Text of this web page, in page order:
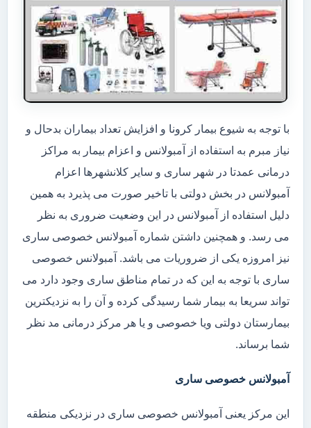
با توجه به شیوع بیمار کرونا و افزایش تعداد بیماران بدحال و
نیاز مبرم به استفاده از آمبولانس و اعزام بیمار به مراکز
درمانی عمدتا در شهر ساری و سایر کلانشهرها اعزام
آمبولانس در بخش دولتی با تاخیر صورت می پذیرد به همین
دلیل استفاده از آمبولانس در این وضعیت ضروری به نظر
می رسد. و همچنین داشتن شماره آمبولانس خصوصی ساری
نیز امروزه یکی از ضروریات می باشد. آمبولانس خصوصی
ساری با توجه به این که در تمام مناطق ساری وجود دارد می
تواند سریعا به بیمار شما رسیدگی کرده و آن را به نزدیکترین
بیمارستان دولتی ویا خصوصی و یا هر مرکز درمانی مد نظر
شما برساند.
آمبولانس خصوصی ساری
این مرکز یعنی آمبولانس خصوصی ساری در نزدیکی منطقه